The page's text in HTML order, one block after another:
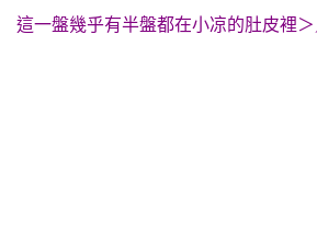
這一盤幾乎有半盤都在小凉的肚皮裡